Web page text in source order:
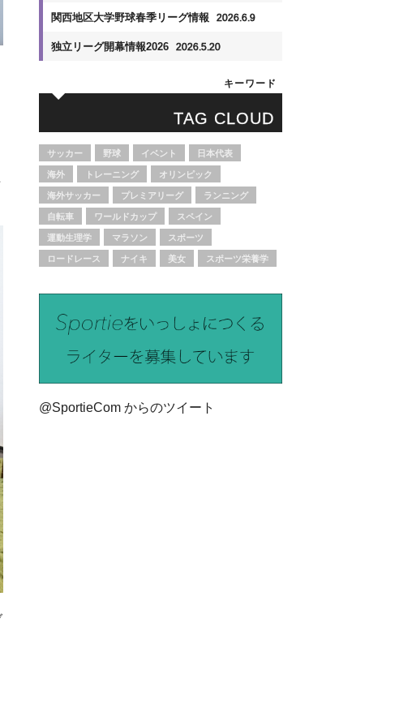
関西地区大学野球春季リーグ情報 2026.6.9
独立リーグ開幕情報2026 2026.5.20
TAG CLOUD
キーワード
サッカー 野球 イベント 日本代表
海外 トレーニング オリンピック
海外サッカー プレミアリーグ ランニング
自転車 ワールドカップ スペイン
運動生理学 マラソン スポーツ
ロードレース ナイキ 美女 スポーツ栄養学
@SportieCom からのツイート